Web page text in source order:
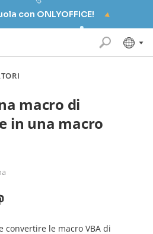
con ONLYOFFICE!
macro di
in una macro
convertire le macro VBA di